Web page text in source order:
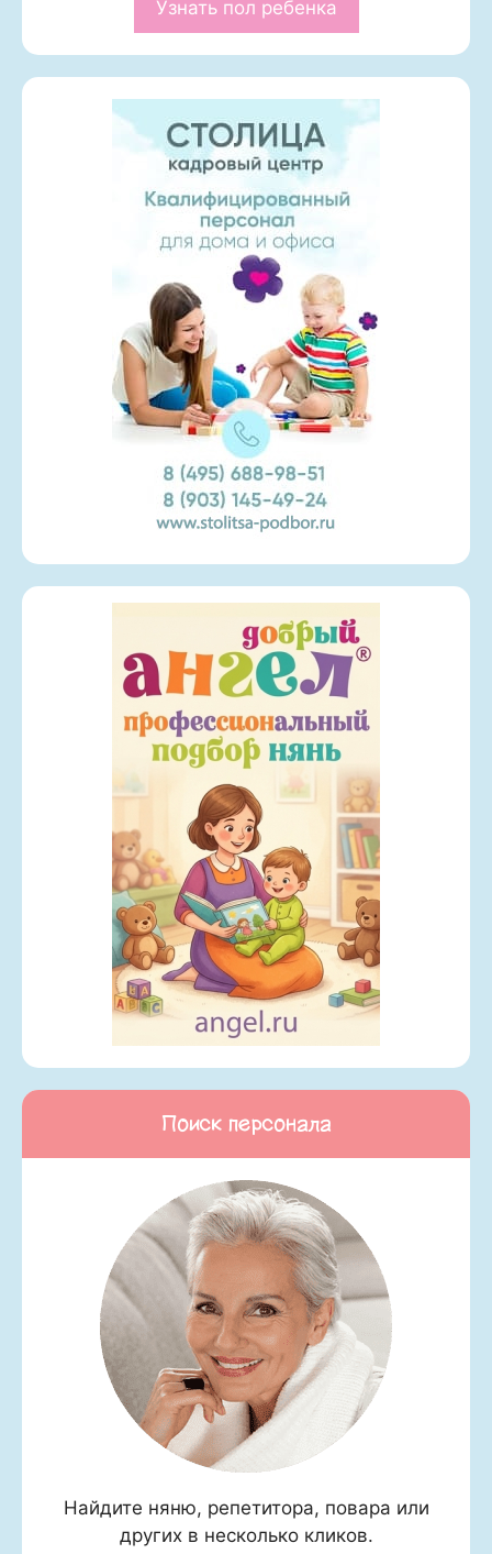
Узнать пол ребенка
Поиск персонала
Найдите няню, репетитора, повара или
других в несколько кликов.